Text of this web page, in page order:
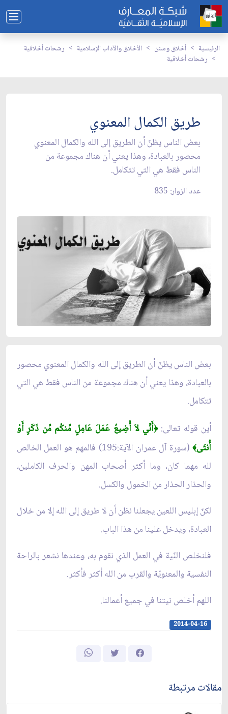
الرئيسية أخلاق وسنن الأخلاق والآداب الإسلامية
رشحات أخلاقية
رشحات أخلاقية
طريق الكمال المعنوي
بعض الناس يظنّ أن الطريق إلى الله والكمال المعنوي
محصور بالعبادة، وهذا يعني أن هناك مجموعة من
الناس فقط هي التي تتكامل.
عدد الزوار: 835
بعض الناس يظنّ أن الطريق إلى الله والكمال المعنوي محصور
بالعبادة، وهذا يعني أن هناك مجموعة من الناس فقط هي التي
تتكامل.
أين قوله تعالى:﴿أَنِّي لاَ أُضِيعُ عَمَلَ عَامِلٍ مِّنكُم مِّن ذَكَرٍ أَوْ
أُنثَى﴾
(سورة آل عمران الآية:195) فالمهم هو العمل الخالص
لله مهما كان، وما أكثر أصحاب المهن والحرف الكاملين،
والحذار الحذار من الخمول والكسل.
لكنّ إبليس اللعين يجعلنا نظن أن لا طريق إلى الله إلا من خلال
العبادة، ويدخل علينا من هذا الباب.
فلنخلص النّية في العمل الذي نقوم به، وعندها نشعر بالراحة
النفسية والمعنويّة والقرب من الله أكثر فأكثر.
اللهم أخلص نيتنا في جميع أعمالنا.
2014-04-16
مقالات مرتبطة